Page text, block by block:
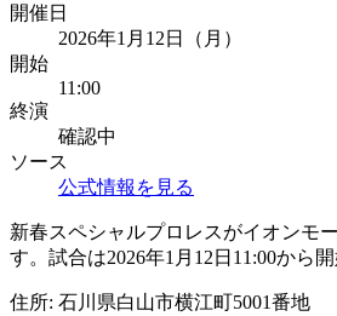
開催日
2026年1月12日（月）
開始
11:00
終演
確認中
ソース
公式情報を見る
新春スペシャルプロレスがイオンモ
す。試合は2026年1月12日11:00から開
住所: 石川県白山市横江町5001番地